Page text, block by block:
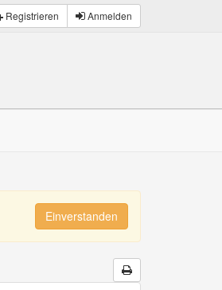
Registrieren Anmelden
Einverstanden